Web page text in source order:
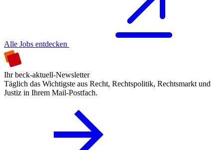
Alle Jobs entdecken
Ihr beck-aktuell-Newsletter
Täglich das Wichtigste aus Recht, Rechtspolitik, Rechtsmarkt und
Justiz in Ihrem Mail-Postfach.